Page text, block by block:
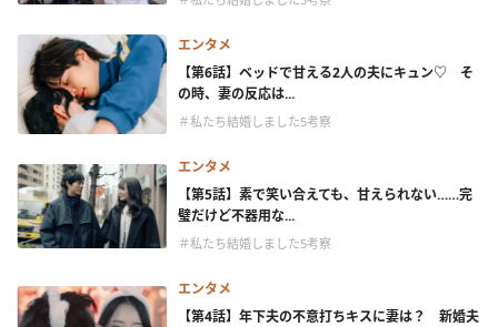
エンタメ
【第6話】ベッドで甘える2人の夫にキュン♡ そ
の時、妻の反応は...
＃私たち結婚しました5考察
エンタメ
【第5話】素で笑い合えても、甘えられない……完
璧だけど不器用な...
＃私たち結婚しました5考察
エンタメ
【第4話】年下夫の不意打ちキスに妻は？ 新婚夫